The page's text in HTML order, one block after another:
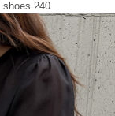
shoes 240